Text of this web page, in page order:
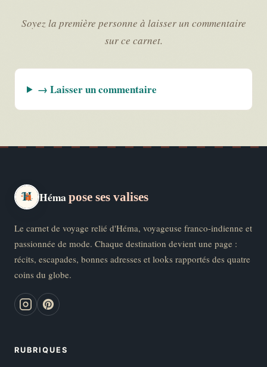
Soyez la première personne à laisser un commentaire
sur ce carnet.
→ Laisser un commentaire
Hémapose ses valises
Le carnet de voyage relié d'Héma, voyageuse franco-indienne et
passionnée de mode. Chaque destination devient une page :
récits, escapades, bonnes adresses et looks rapportés des quatre
coins du globe.
RUBRIQUES